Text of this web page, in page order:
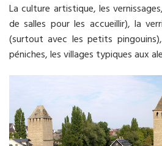
La culture artistique, les
de salles pour les accueillir), la
(surtout avec les petits
péniches, les villages typiques aux